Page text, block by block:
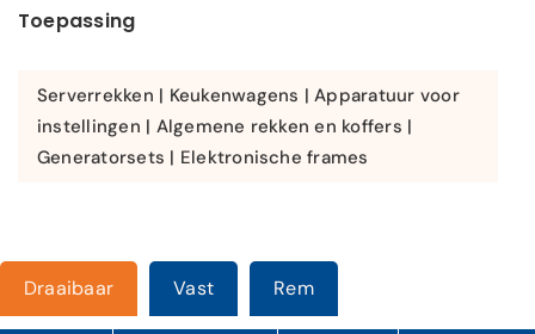
Toepassing
Serverrekken | Keukenwagens | Apparatuur voor
instellingen | Algemene rekken en koffers |
Generatorsets | Elektronische frames
Draaibaar Vast Rem